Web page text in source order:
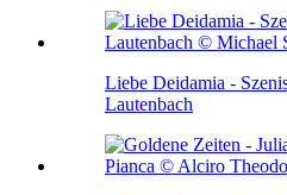
Liebe Deidamia -
Lautenbach